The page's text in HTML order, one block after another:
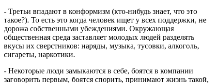
- Третьи впадают в конформизм (кто-нибудь знает, что это
такое?). То есть это когда человек ищет у всех поддержки, не
дорожа собственными убеждениями. Окружающая
общественная среда заставляет молодых людей разделять
вкусы их сверстников: наряды, музыка, тусовки, алкоголь,
сигареты, наркотики.
- Некоторые люди замыкаются в себе, боятся в компании
заговорить первым, боятся спорить, принимают жизнь такой,